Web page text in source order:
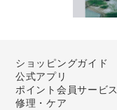
ショッピングガイド
公式アプリ
ポイント会員サービス
修理・ケア